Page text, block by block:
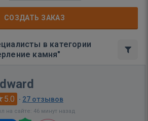
СОЗДАТЬ ЗАКАЗ
в категории
камня"
5.0 · 27 отзывов
на сайте: 46 минут назад